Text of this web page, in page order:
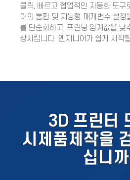
클릭, 빠르고 협업적인 자동화 도구
어의 통합 및 지능형 매개변수 설정
를 단순화하고, 프린팅 임계값을 낮
상시킵니다. 엔지니어가 쉽게 시작
3D 프린터
시제품제작을
십니